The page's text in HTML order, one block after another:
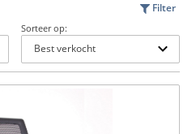
Filter
Sorteer op: